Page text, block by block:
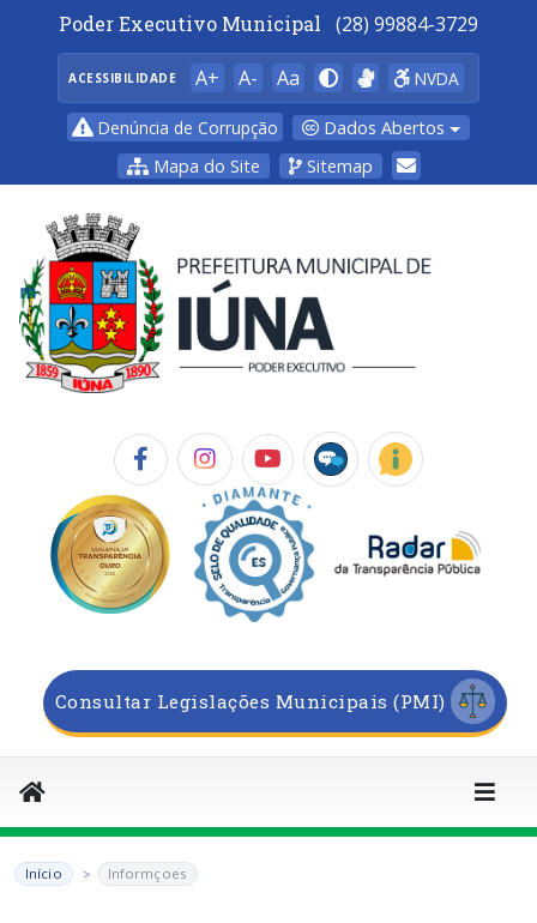
Poder Executivo Municipal (28) 99884-3729
ACESSIBILIDADE A+ A- Aa NVDA
Denúncia de Corrupção
Dados Abertos
Mapa do Site
Sitemap
Consultar Legislações Municipais (PMI)
Início Informçoes